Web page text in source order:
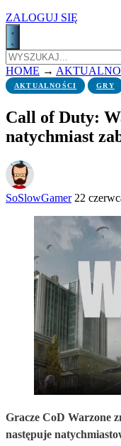
ZALOGUJ SIĘ
HOME →
AKTUALNOŚCI GRY
Call of Duty:
natychmiast
SoSlowGamer 22
Gracze CoD Warzone
następuje